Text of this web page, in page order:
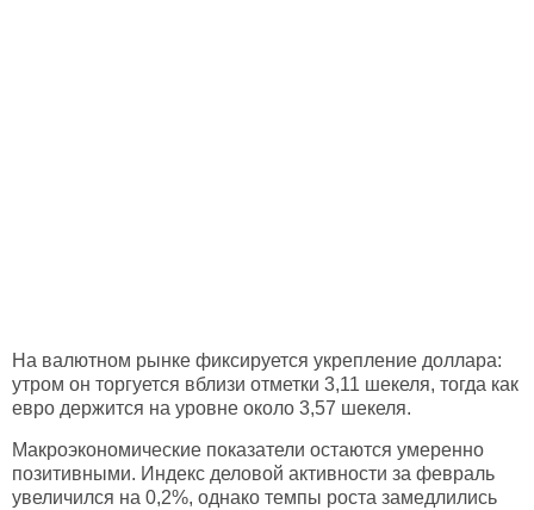
На валютном рынке фиксируется укрепление доллара:
утром он торгуется вблизи отметки 3,11 шекеля, тогда как
евро держится на уровне около 3,57 шекеля.
Макроэкономические показатели остаются умеренно
позитивными. Индекс деловой активности за февраль
увеличился на 0,2%, однако темпы роста замедлились